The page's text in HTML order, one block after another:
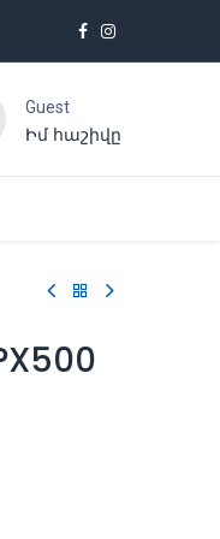
Guest
Իմ հաշիվը